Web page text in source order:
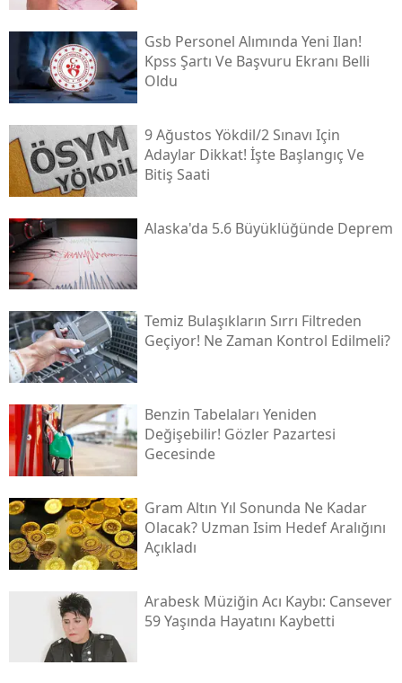
Gsb Personel Alımında Yeni Ilan!
Kpss Şartı Ve Başvuru Ekranı Belli
Oldu
9 Ağustos Yökdi̇l/2 Sınavı Için
Adaylar Dikkat! İşte Başlangıç Ve
Bitiş Saati
Alaska'da 5.6 Büyüklüğünde Deprem
Temiz Bulaşıkların Sırrı Filtreden
Geçiyor! Ne Zaman Kontrol Edilmeli?
Benzin Tabelaları Yeniden
Değişebilir! Gözler Pazartesi
Gecesinde
Gram Altın Yıl Sonunda Ne Kadar
Olacak? Uzman Isim Hedef Aralığını
Açıkladı
Arabesk Müziğin Acı Kaybı: Cansever
59 Yaşında Hayatını Kaybetti